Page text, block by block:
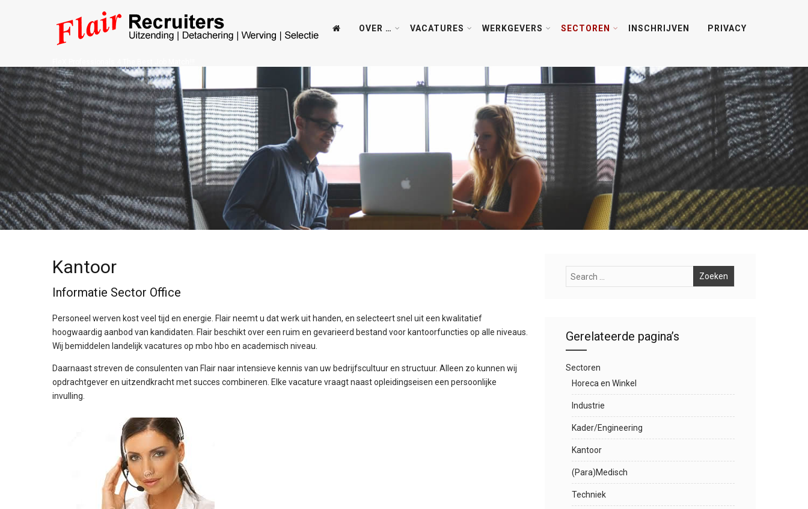
OVER … VACATURES WERKGEVERS SECTOREN INSCHRIJVEN PRIVACY
Kantoor
Informatie Sector Office
Personeel werven kost veel tijd en energie. Flair neemt u dat werk uit handen, en selecteert snel uit een kwalitatief
hoogwaardig aanbod van kandidaten. Flair beschikt over een ruim en gevarieerd bestand voor kantoorfuncties op alle niveaus.
Wij bemiddelen landelijk vacatures op mbo hbo en academisch niveau.
Daarnaast streven de consulenten van Flair naar intensieve kennis van uw bedrijfscultuur en structuur. Alleen zo kunnen wij
opdrachtgever en uitzendkracht met succes combineren. Elke vacature vraagt naast opleidingseisen een persoonlijke
invulling.
Gerelateerde pagina’s
Sectoren
Horeca en Winkel
Industrie
Kader/Engineering
Kantoor
(Para)Medisch
Techniek